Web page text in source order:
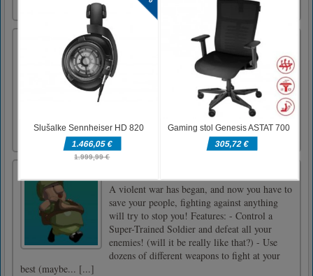
Zombie Squad
Vozite se skozi zombi apokalipso. Streljajte z
orožjem in ubijte vse zombije na svoji poti.
Izogibajte se drugim avtomobilom in oviram
ter pojdite čim dlje. Zombie Squad vam
omogoča, da izberete svoj avto in ga
nadgradite. Prilagodite svoj avto tako, da
spremenite njegovo orožje [...]
A violent war has began, and now you have to
save your people, fighting against anything
will try to stop you! Features: - Control a
Super-Trained Soldier and defeat all your
enemies! (will it be really like that?) - Use
dozens of different weapons to fight at your
best (maybe... [...]